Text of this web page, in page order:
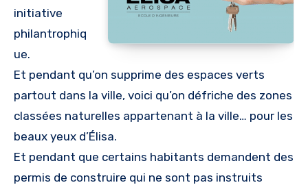
initiative
philantrophiq
ue.
Et pendant qu’on supprime des espaces verts
partout dans la ville, voici qu’on défriche des zones
classées naturelles appartenant à la ville… pour les
beaux yeux d’Élisa.
Et pendant que certains habitants demandent des
permis de construire qui ne sont pas instruits